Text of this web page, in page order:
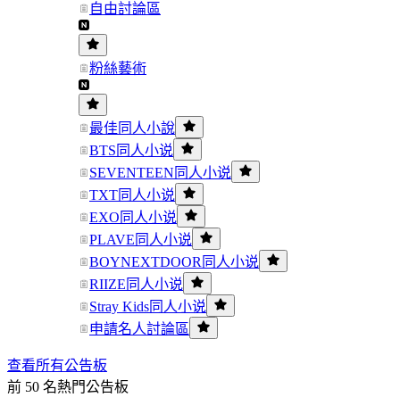
自由討論區
粉絲藝術
最佳同人小說
BTS同人小说
SEVENTEEN同人小说
TXT同人小说
EXO同人小说
PLAVE同人小说
BOYNEXTDOOR同人小说
RIIZE同人小说
Stray Kids同人小说
申請名人討論區
查看所有公告板
前 50 名熱門公告板